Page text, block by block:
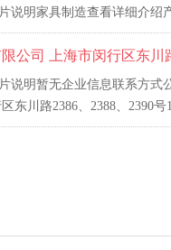
说明家具制造查看详细介绍
公司 上海市闵行区东川
说明暂无企业信息联系方式
东川路2386、2388、2390